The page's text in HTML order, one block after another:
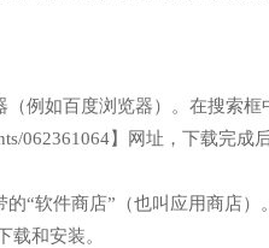
（例如百度浏览器）。在搜索
062361064】网址，下载完成
的“软件商店”（也叫应用商店
载和安装。